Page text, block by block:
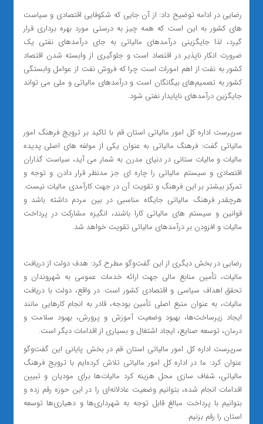
رضایی در ادامه توضیح داد: از آن جایی که شکوفایی اقتصادی و سیاست
های کشور به این است که همه چیز به درستی مورد بهره برداری قرار
گیرد، لذا جایگزینی درآمدهای مالیاتی به جای درآمدهای نفتی یک
ضرورت انکار ناپذیر در اقتصاد است و جلوگیری از وابسته شدن اقتصاد
کشور به نفت از اهم امورات است چرا که فروش نفت از عوامل وابستگی
کشور به تصمیم‌های بیگانگان است و درآمدهای مالیاتی و ملی می تواند
جایگزین درآمدهای ناپایدار نفتی شود.
سرپرست اداره کل امور مالیاتی استان قم با تاکید بر ترویج فرهنگ امور
مالیاتی گفت: فرهنگ مالیاتی به عنوان یکی از مولفه های اصلی پدیده
مالیات و مالیات ستانی در دنیای مدرن به شمار می آید، سیاست گذاران
اقتصادی و سیستم مالیاتی را چاره ای جز مدنظر قرار دادن و توجه و
تمرکز بیشتر بر این فرهنگ و تقویت آن در جهت کارآمدی مالیات نیست.
هرچقدر فرهنگ مالیاتی جایگاه مناسبی در بین مردم داشته باشد و
قوانین و سیستم های مالیاتی کارا باشند، انگیزه مشارکت در پرداخت
مالیات و افزودن بر درآمدهای مالیاتی تقویت خواهد شد.
رضایی در بخش دیگری از این گفت‌وگو مطرح کرد: هدف دولت از دریافت
مالیات، تأمین منابع مالی جهت ارائه خدمات عمومی به شهروندان و
تحقق اهداف سیاسی و اقتصادی کشور است. در واقع، دولت با دریافت
مالیات، به عنوان منبع اصلی تأمین بودجه، قادر به انجام کارهایی مانند
ایجاد زیرساخت‌ها، بهبود وضعیت آموزش و پرورش، بهبود سلامت و
درمان، توسعه صنایع، ایجاد اشتغال و بسیاری از اقدامات دیگر است.
سرپرست اداره کل امور مالیاتی استان قم در بخش پایانی این گفت‌وگو
عنوان کرد: ما در اداره کل امور مالیاتی تلاش کرده‌ایم با ترویج فرهنگ
مالیاتی، شفاف سازی محل هزینه کرد مالیات‌ها برای مودیان و تبیین
اقدامات انجام شده، بتوانیم وضعیت عادلانه‌ای را در این حوزه رقم زده و
بتوانیم با پرداخت مبالغ قابل توجه به شهرداری‌ها و دهیاری‌ها توسعه
استان را رقم بزنیم.